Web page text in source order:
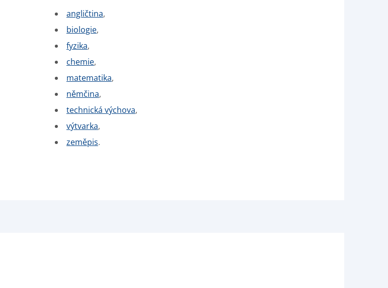
angličtina,
biologie,
fyzika,
chemie,
matematika,
němčina,
technická výchova,
výtvarka,
zeměpis.